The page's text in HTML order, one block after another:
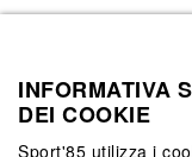
•Last Name
INFORMATIVA
DEI COOKIE
Sport'85 utilizza i